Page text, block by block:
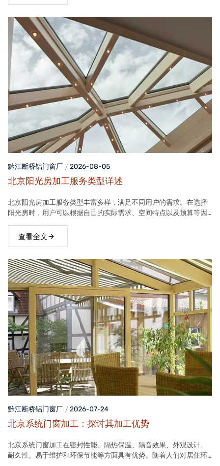
黔江断桥铝门窗厂 2026-08-05
北京阳光房加工服务类型详述
北京阳光房加工服务类型丰富多样，满足不同用户的需求。在选择
阳光房时，用户可以根据自己的实际需求、空间特点以及预算等因
查看全文
黔江断桥铝门窗厂 2026-07-24
北京系统门窗加工：探讨其加工优势
北京系统门窗加工在密封性能、隔热保温、隔音效果、外观设计、
耐久性、易于维护和环保节能等方面具有优势。随着人们对居住环